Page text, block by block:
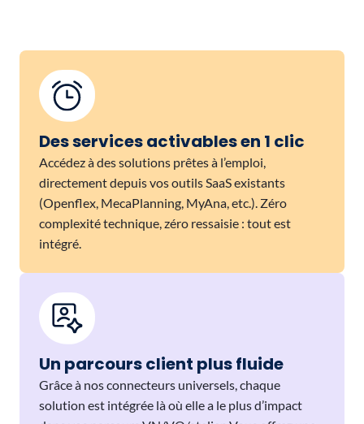
Des services activables en 1 clic
Accédez à des solutions prêtes à l’emploi,
directement depuis vos outils SaaS existants
(Openflex, MecaPlanning, MyAna, etc.). Zéro
complexité technique, zéro ressaisie : tout est
intégré.
Un parcours client plus fluide
Grâce à nos connecteurs universels, chaque
solution est intégrée là où elle a le plus d’impact